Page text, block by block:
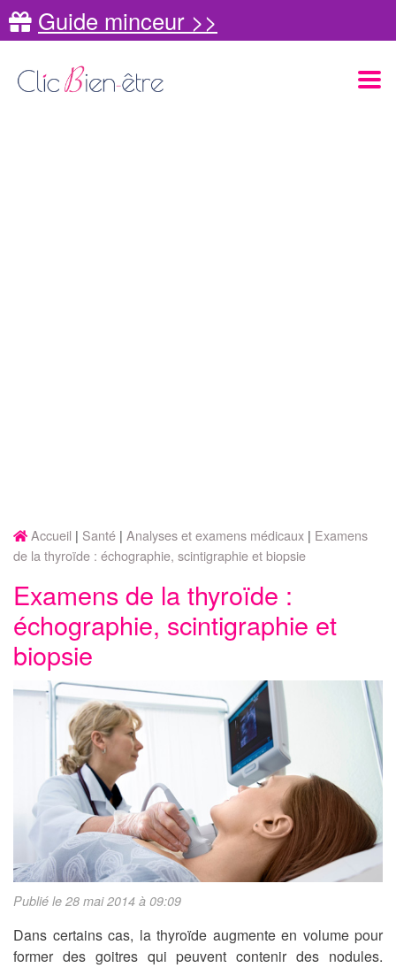
Guide minceur >>
Accueil Santé Analyses et examens médicaux
Examens
de la thyroïde : échographie, scintigraphie et biopsie
Examens de la thyroïde :
échographie, scintigraphie et
biopsie
Publié le 28 mai 2014 à 09:09
Dans certains cas, la thyroïde augmente en volume pour
former des goitres qui peuvent contenir des nodules.